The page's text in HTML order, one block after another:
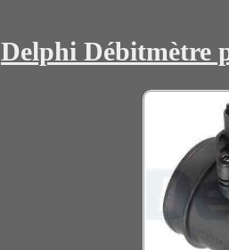
Delphi Débitmètre